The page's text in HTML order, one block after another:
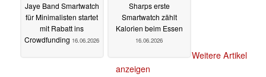
Jaye Band Smartwatch
für Minimalisten startet
mit Rabatt ins
Crowdfunding 16.06.2026
Sharps erste
Smartwatch zählt
Kalorien beim Essen
16.06.2026
Weitere Artikel
anzeigen